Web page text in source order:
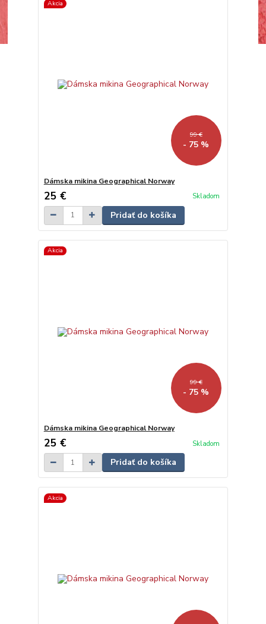
Akcia
99 €
- 75 %
Dámska mikina Geographical Norway
25 € Skladom
Pridať do košíka
Akcia
99 €
- 75 %
Dámska mikina Geographical Norway
25 € Skladom
Pridať do košíka
Akcia